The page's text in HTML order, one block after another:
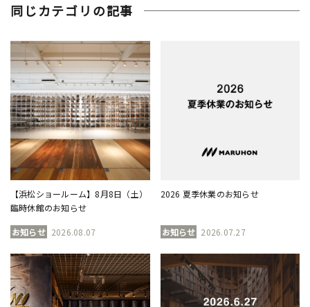
同じカテゴリの記事
【浜松ショールーム】8月8日（土）
臨時休館のお知らせ
お知らせ 2026.08.07
2026 夏季休業のお知らせ
お知らせ 2026.07.27